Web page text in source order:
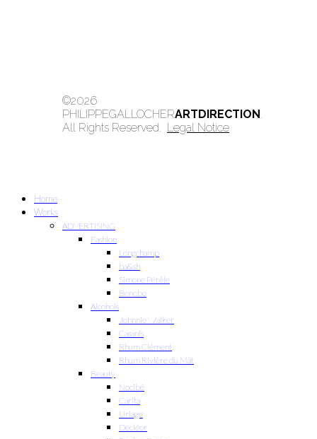
©2026
PHILIPPEGALLOCHERARTDIRECTION.
All Rights Reserved. Legal Notice
Home
Works
ADVERTISING
Fashion
Longchamp
ba&sh
Simone Pérèle
Bonobo
Alcohols
Johnnie Walker
Casanis
Rhum Clément
Rhum Rivière du Mât
Beauty
Nocibé
Carita
Uriage
Decléor